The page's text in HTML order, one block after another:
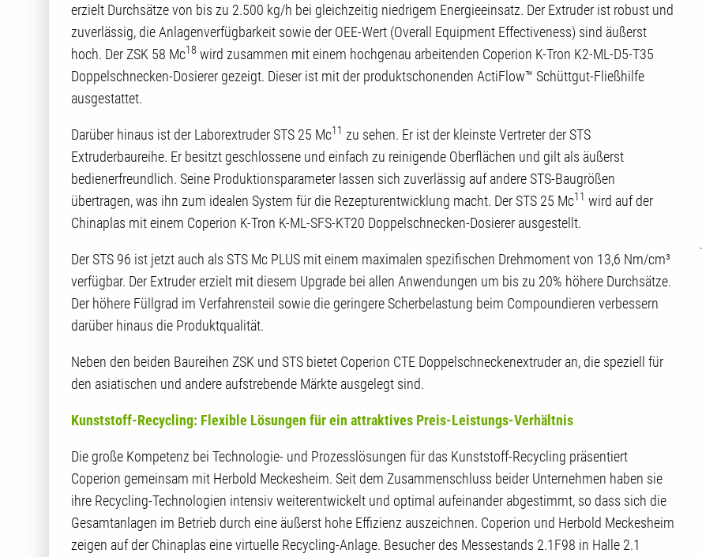
erzielt Durchsätze von bis zu 2.500 kg/h bei gleichzeitig niedrigem Energieeinsatz. Der Extruder ist robust und
zuverlässig, die Anlagenverfügbarkeit sowie der OEE-Wert (Overall Equipment Effectiveness) sind äußerst
hoch. Der ZSK 58 Mc18 wird zusammen mit einem hochgenau arbeitenden Coperion K-Tron K2-ML-D5-T35
Doppelschnecken-Dosierer gezeigt. Dieser ist mit der produktschonenden ActiFlow™ Schüttgut-Fließhilfe
ausgestattet.
Darüber hinaus ist der Laborextruder STS 25 Mc11 zu sehen. Er ist der kleinste Vertreter der STS
Extruderbaureihe. Er besitzt geschlossene und einfach zu reinigende Oberflächen und gilt als äußerst
bedienerfreundlich. Seine Produktionsparameter lassen sich zuverlässig auf andere STS-Baugrößen
übertragen, was ihn zum idealen System für die Rezepturentwicklung macht. Der STS 25 Mc11 wird auf der
Chinaplas mit einem Coperion K-Tron K-ML-SFS-KT20 Doppelschnecken-Dosierer ausgestellt.
Der STS 96 ist jetzt auch als STS Mc PLUS mit einem maximalen spezifischen Drehmoment von 13,6 Nm/cm³
verfügbar. Der Extruder erzielt mit diesem Upgrade bei allen Anwendungen um bis zu 20% höhere Durchsätze.
Der höhere Füllgrad im Verfahrensteil sowie die geringere Scherbelastung beim Compoundieren verbessern
darüber hinaus die Produktqualität.
Neben den beiden Baureihen ZSK und STS bietet Coperion CTE Doppelschneckenextruder an, die speziell für
den asiatischen und andere aufstrebende Märkte ausgelegt sind.
Kunststoff-Recycling: Flexible Lösungen für ein attraktives Preis-Leistungs-Verhältnis
Die große Kompetenz bei Technologie- und Prozesslösungen für das Kunststoff-Recycling präsentiert
Coperion gemeinsam mit Herbold Meckesheim. Seit dem Zusammenschluss beider Unternehmen haben sie
ihre Recycling-Technologien intensiv weiterentwickelt und optimal aufeinander abgestimmt, so dass sich die
Gesamtanlagen im Betrieb durch eine äußerst hohe Effizienz auszeichnen. Coperion und Herbold Meckesheim
zeigen auf der Chinaplas eine virtuelle Recycling-Anlage. Besucher des Messestands 2.1F98 in Halle 2.1